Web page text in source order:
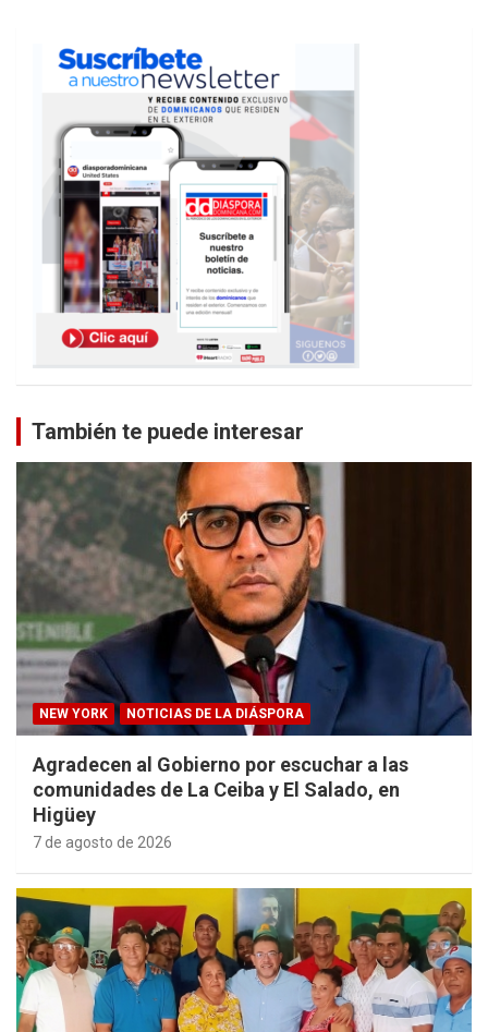
También te puede interesar
NEW YORK NOTICIAS DE LA DIÁSPORA
Agradecen al Gobierno por escuchar a las
comunidades de La Ceiba y El Salado, en
Higüey
7 de agosto de 2026